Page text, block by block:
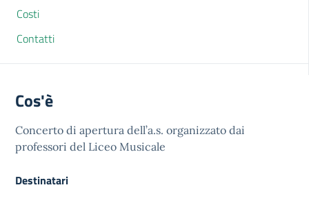
Costi
Contatti
Cos'è
Concerto di apertura dell’a.s. organizzato dai
professori del Liceo Musicale
Destinatari